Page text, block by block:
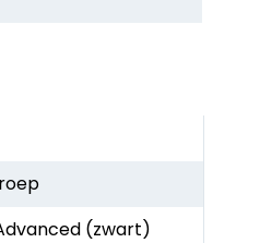
(zwart)